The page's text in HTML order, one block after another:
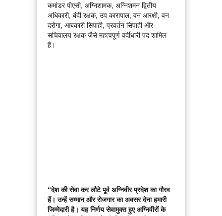
कमांडर पीएसी, अग्निशामक, अग्निशमन द्वितीय
अधिकारी, बंदी रक्षक, उप कारापाल, वन आरक्षी, वन
दरोगा, आबकारी सिपाही, प्रवर्तन सिपाही और
सचिवालय रक्षक जैसे महत्वपूर्ण वर्दीधारी पद शामिल
हैं।
“देश की सेवा कर लौटे पूर्व अग्निवीर प्रदेश का गौरव
हैं। उन्हें सम्मान और रोजगार का अवसर देना हमारी
जिम्मेदारी है। यह निर्णय सेवामुक्त हुए अग्निवीरों के